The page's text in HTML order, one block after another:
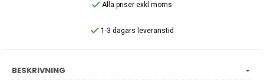
Alla priser exkl.moms
1-3 dagars leveranstid
BESKRIVNING